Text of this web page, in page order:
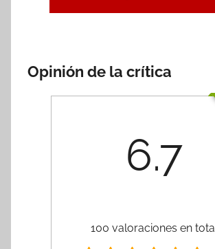
Opinión de la crítica
6.7
100 valoraciones en